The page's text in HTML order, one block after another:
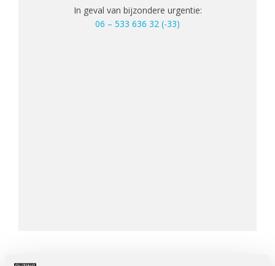
In geval van bijzondere urgentie:
06 – 533 636 32 (-33)